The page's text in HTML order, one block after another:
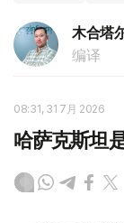
木合塔
编译
08:31, 31 7月 2026
哈萨克斯坦